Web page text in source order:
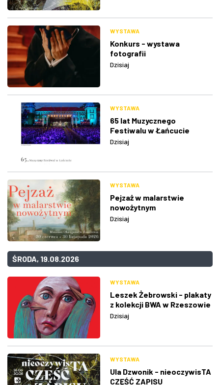
WYSTAWA
Konkurs - wystawa
fotografii
Dzisiaj
WYSTAWA
65 lat Muzycznego
Festiwalu w Łańcucie
Dzisiaj
WYSTAWA
Pejzaż w malarstwie
nowożytnym
Dzisiaj
ŚRODA, 19.08.2026
WYSTAWA
Leszek Żebrowski - plakaty
z kolekcji BWA w Rzeszowie
Dzisiaj
WYSTAWA
Ula Dzwonik - nieoczywisTA
CZĘŚĆ ZAPISU